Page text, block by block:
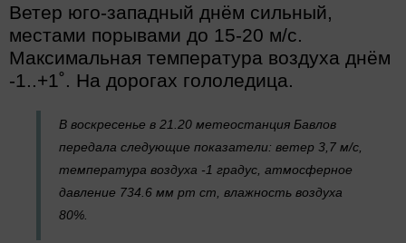
Ветер юго-западный днём сильный,
местами порывами до 15-20 м/с.
Максимальная температура воздуха днём
-1..+1˚. На дорогах гололедица.
В воскресенье в 21.20 метеостанция Бавлов
передала следующие показатели: ветер 3,7 м/с,
температура воздуха -1 градус, атмосферное
давление 734.6 мм рт ст, влажность воздуха
80%.